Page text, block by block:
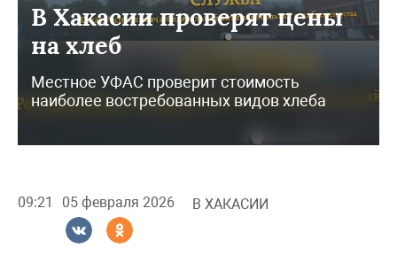
В Хакасии проверят цены
на хлеб
Местное УФАС проверит стоимость
наиболее востребованных видов хлеба
09:21 05 февраля 2026 В ХАКАСИИ